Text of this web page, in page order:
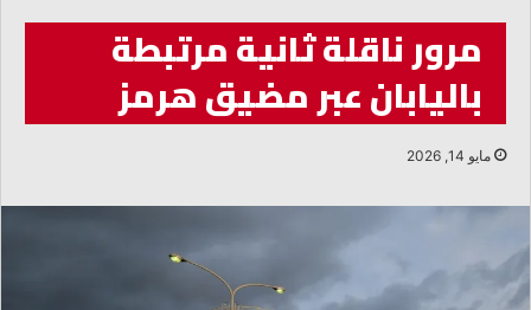
مرور ناقلة ثانية مرتبطة
باليابان عبر مضيق هرمز
مايو 14, 2026